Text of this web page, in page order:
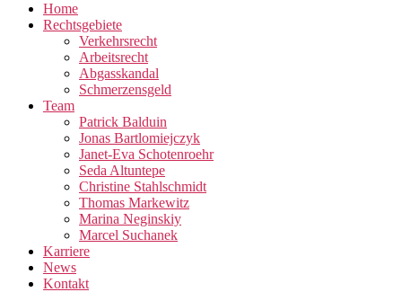
Home
Rechtsgebiete
Verkehrsrecht
Arbeitsrecht
Abgasskandal
Schmerzensgeld
Team
Patrick Balduin
Jonas Bartlomiejczyk
Janet-Eva Schotenroehr
Seda Altuntepe
Christine Stahlschmidt
Thomas Markewitz
Marina Neginskiy
Marcel Suchanek
Karriere
News
Kontakt